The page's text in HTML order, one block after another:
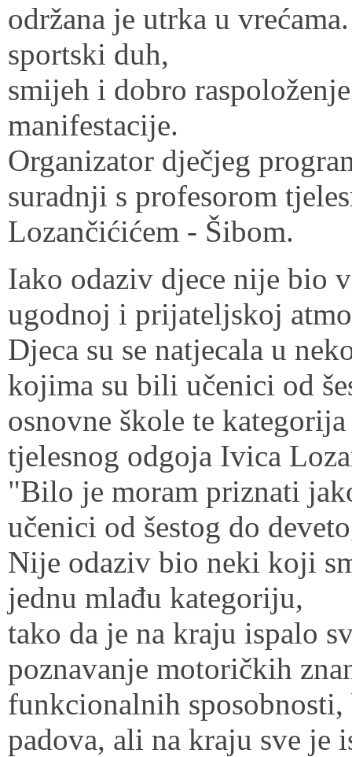
održana je utrka u
sportski duh,
smijeh i dobro
manifestacije.
Organizator dječjeg
suradnji s profesorom
Lozančićićem - Šibom.
Iako odaziv djece nije bio
ugodnoj i prijateljskoj
Djeca su se natjecala u
kojima su bili učenici od
osnovne škole te
tjelesnog odgoja Ivica
"Bilo je moram priznati
učenici od šestog do
Nije odaziv bio neki koji
jednu mlađu kategoriju,
tako da je na kraju ispalo
poznavanje motoričkih
funkcionalnih
padova, ali na kraju sve je